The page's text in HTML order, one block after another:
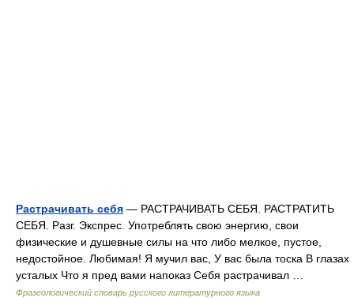
Растрачивать себя — РАСТРАЧИВАТЬ СЕБЯ. РАСТРАТИТЬ
СЕБЯ. Разг. Экспрес. Употреблять свою энергию, свои
физические и душевные силы на что либо мелкое, пустое,
недостойное. Любимая! Я мучил вас, У вас была тоска В глазах
усталых Что я пред вами напоказ Себя растрачивал …
Фразеологический словарь русского литературного языка